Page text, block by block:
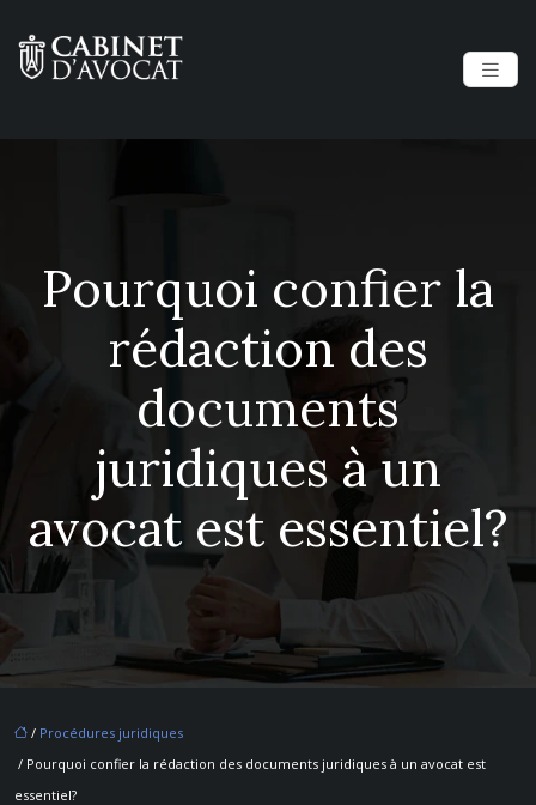
Pourquoi confier la
rédaction des
documents
juridiques à un
avocat est essentiel?
/ Procédures juridiques
/ Pourquoi confier la rédaction des documents juridiques à un avocat est
essentiel?